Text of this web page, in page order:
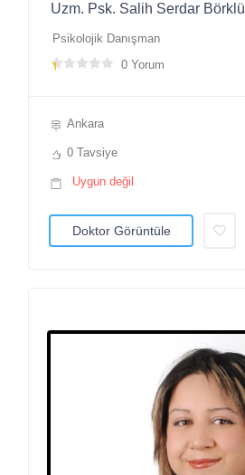
Uzm. Psk. Salih Serdar Börklü
Psikolojik Danışman
0 Yorum
Ankara
0 Tavsiye
Uygun değil
Doktor Görüntüle